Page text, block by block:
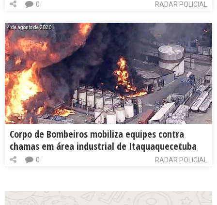
RADAR POLICIAL
0
4 de agosto de 2026
Corpo de Bombeiros mobiliza equipes contra
chamas em área industrial de Itaquaquecetuba
RADAR POLICIAL
0